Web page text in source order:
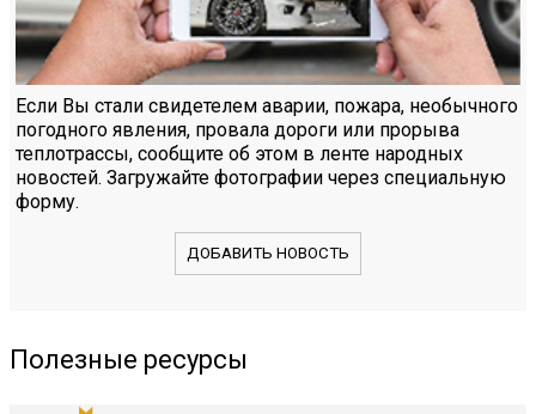
Если Вы стали свидетелем аварии, пожара, необычного
погодного явления, провала дороги или прорыва
теплотрассы, сообщите об этом в ленте народных
новостей. Загружайте фотографии через специальную
форму.
ДОБАВИТЬ НОВОСТЬ
Полезные ресурсы